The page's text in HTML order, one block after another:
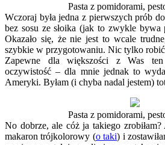
Pasta z pomidorami,
Wczoraj była jedna z pierwszych prób
bez sosu ze słoika (jak to zwykle bywa
Okazało się, że nie jest to wcale
szybkie w przygotowaniu. Nic tylko
Zapewne dla większości z Was ten
oczywistość – dla mnie jednak to
Ameryki. Byłam (i chyba nadal jestem)
Pasta z pomidorami,
No dobrze, ale cóż ja takiego zrobiłam?
makaron trójkolorowy (o taki) i